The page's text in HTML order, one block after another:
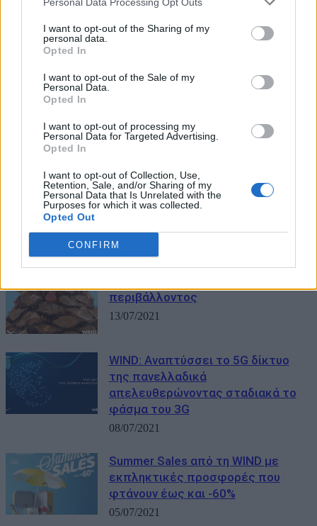
I want to opt-out of the Sharing of my
personal data.
Opted In
I want to opt-out of the Sale of my
Personal Data.
Opted In
I want to opt-out of processing my
Personal Data for Targeted Advertising.
Opted In
I want to opt-out of Collection, Use,
Retention, Sale, and/or Sharing of my
Personal Data that Is Unrelated with the
Purposes for which it was collected.
Opted Out
CONFIRM
ΜΠΟΡΕΙ ΝΑ ΣΑΣ ΕΝΔΙΑΦΕΡΕΙ
εθελοντών δασοπυροσβεστών
Αττικής για 3η συνεχόμενη χρονιά
με υπηρεσίες επικοινωνίας και
συνδέσεις data υψηλών ταχυτήτων
22/07/2021
περιβάλλοντος
13/07/2021
WIND: Αναπτύσσει το 5G δίκτυο
της πανελλαδικά
απελευθερώνοντας σταδιακά το
φάσμα του 3G
08/07/2021
Summer Sales από τη WIND με
εκπληκτικές προσφορές που
φτάνουν έως και -60%
05/07/2021